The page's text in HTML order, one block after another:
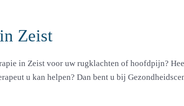
Zeist
in Zeist voor uw rugklachten of hoofdpijn?
u kan helpen? Dan bent u bij